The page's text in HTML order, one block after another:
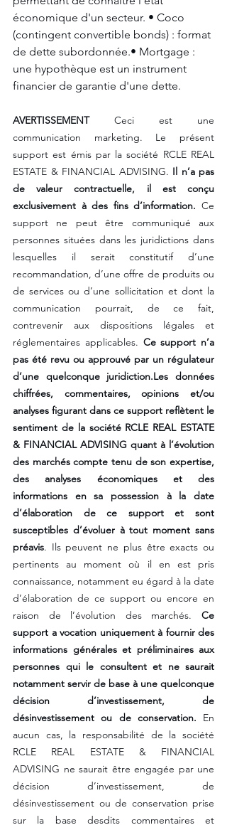
économique d'un secteur. • Coco
(contingent convertible bonds) : format
de dette subordonnée.• Mortgage :
une hypothèque est un instrument
financier de garantie d'une dette.
AVERTISSEMENT Ceci est une
communication marketing. Le présent
support est émis par la société RCLE REAL
ESTATE & FINANCIAL ADVISING. Il n’a pas
de valeur contractuelle, il est conçu
exclusivement à des fins d’information. Ce
support ne peut être communiqué aux
personnes situées dans les juridictions dans
lesquelles il serait constitutif d’une
recommandation, d’une offre de produits ou
de services ou d’une sollicitation et dont la
communication pourrait, de ce fait,
contrevenir aux dispositions légales et
réglementaires applicables. Ce support n’a
pas été revu ou approuvé par un régulateur
d’une quelconque juridiction.Les données
chiffrées, commentaires, opinions et/ou
analyses figurant dans ce support reflètent le
sentiment de la société RCLE REAL ESTATE
& FINANCIAL ADVISING quant à l’évolution
des marchés compte tenu de son expertise,
des analyses économiques et des
informations en sa possession à la date
d’élaboration de ce support et sont
susceptibles d’évoluer à tout moment sans
préavis. Ils peuvent ne plus être exacts ou
pertinents au moment où il en est pris
connaissance, notamment eu égard à la date
d’élaboration de ce support ou encore en
raison de l’évolution des marchés. Ce
support a vocation uniquement à fournir des
informations générales et préliminaires aux
personnes qui le consultent et ne saurait
notamment servir de base à une quelconque
décision d’investissement, de
désinvestissement ou de conservation. En
aucun cas, la responsabilité de la société
RCLE REAL ESTATE & FINANCIAL
ADVISING ne saurait être engagée par une
décision d’investissement, de
désinvestissement ou de conservation prise
sur la base desdits commentaires et